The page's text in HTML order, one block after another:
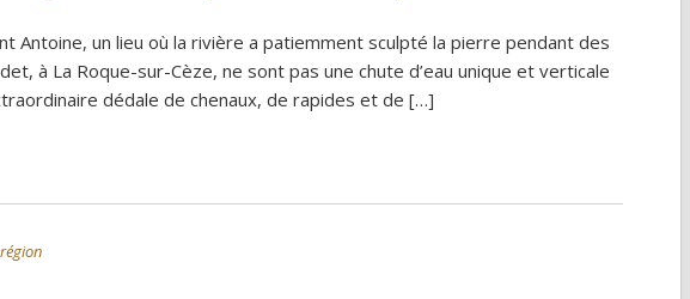
Antoine, un lieu où la rivière a patiemment sculpté la pierre pendant des
à La Roque-sur-Cèze, ne sont pas une chute d’eau unique et verticale
dédale de chenaux, de rapides et de […]